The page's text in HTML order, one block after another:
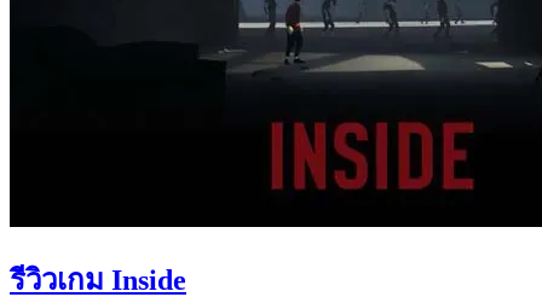
รีวิวเกม Inside